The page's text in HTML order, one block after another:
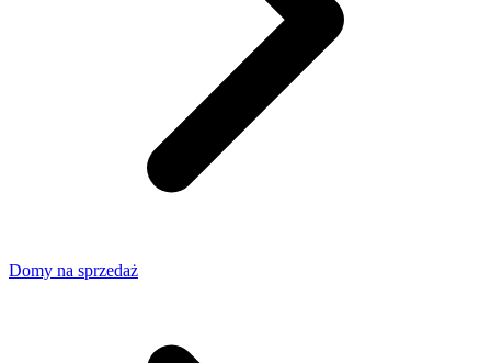
Domy na sprzedaż